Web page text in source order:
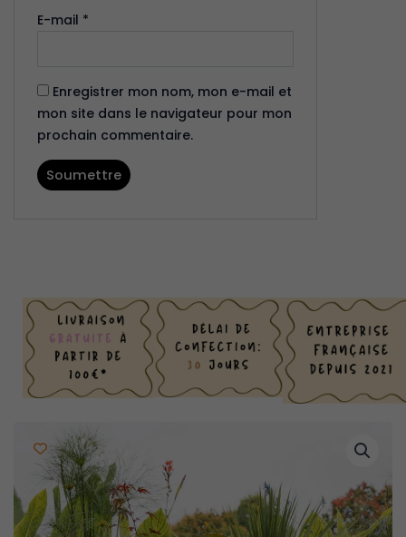
E-mail *
Enregistrer mon nom, mon e-mail et
mon site dans le navigateur pour mon
prochain commentaire.